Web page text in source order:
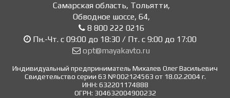
Самарская область, Тольятти,
Обводное шоссе, 64,
8 800 222 0216
Пн.-Чт. с 09:00 до 18:30 / Пт. с 9:00 до 17:00
opt@mayakavto.ru
Индивидуальный предприниматель Михалев Олег Васильевич
Свидетельство серии 63 №002124563 от 18.02.2004 г.
ИНН: 632201174888
ОГРН: 304632004900232